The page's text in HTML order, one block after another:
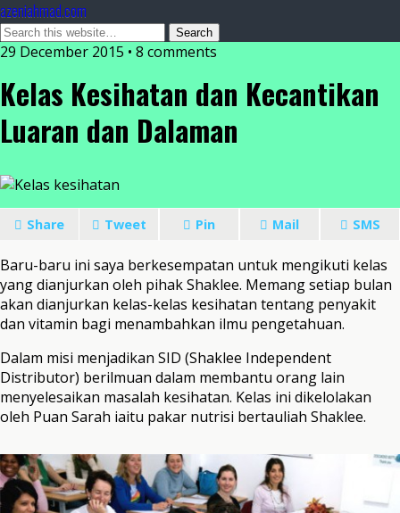
azeniahmad.com
29 December 2015 • 8 comments
Kelas Kesihatan dan Kecantikan
Luaran dan Dalaman
Share Tweet Pin Mail SMS
Baru-baru ini saya berkesempatan untuk mengikuti kelas
yang dianjurkan oleh pihak Shaklee. Memang setiap bulan
akan dianjurkan kelas-kelas kesihatan tentang penyakit
dan vitamin bagi menambahkan ilmu pengetahuan.
Dalam misi menjadikan SID (Shaklee Independent
Distributor) berilmuan dalam membantu orang lain
menyelesaikan masalah kesihatan. Kelas ini dikelolakan
oleh Puan Sarah iaitu pakar nutrisi bertauliah Shaklee.